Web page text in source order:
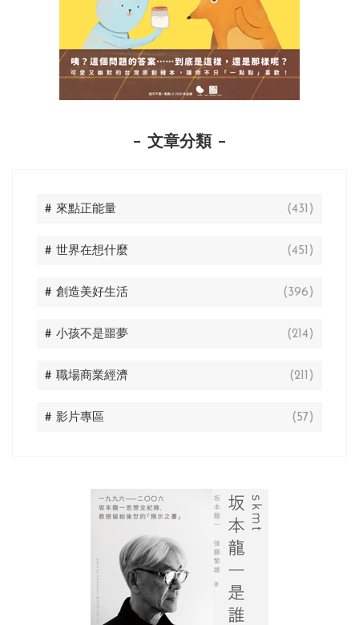
文章分類
# 來點正能量 (431)
# 世界在想什麼 (451)
# 創造美好生活 (396)
# 小孩不是噩夢 (214)
# 職場商業經濟 (211)
# 影片專區 (57)